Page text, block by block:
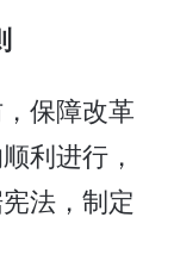
保障改革
利进行，
法，制定